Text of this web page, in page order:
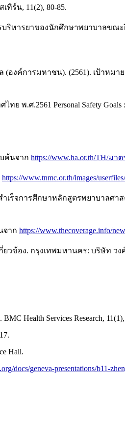
ร์น, 11(2), 80-85.
บริหารยาของนักศึกษาพยาบาลข
งค์การมหาชน). (2561). เป้าหมา
ศ.2561 Personal Safety Goals :
ค้นจาก https://www.ha.or.th/TH/ม
https://www.tnmc.or.th/images/
เร็จการศึกษาหลักสูตรพยาบาลศ
จาก https://www.thecoverage.info/
วข้อง. กรุงเทพมหานคร: บริษัท ว
Health Services Research,
Hall.
docs/geneva-presentations/b11-